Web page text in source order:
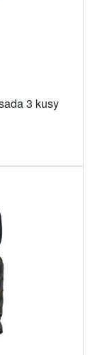
3 kusy